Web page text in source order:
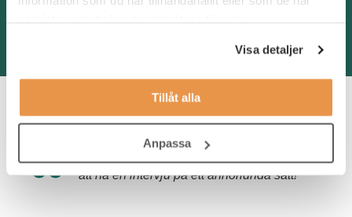
Visa detaljer
Tillåt alla
Anpassa
Så säger kandidaterna
”Mycket effektivt och givande, de var roligt
att ha en intervju på ett annorlunda sätt!”